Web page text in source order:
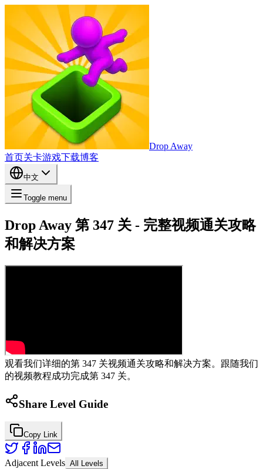
Drop Away
首页关卡游戏下载博客
中文
Toggle menu
Drop Away 第 347 关 - 完整视频通关攻略
和解决方案
观看我们详细的第 347 关视频通关攻略和解决方案。跟随我们
的视频教程成功完成第 347 关。
Share Level Guide
Copy Link
Adjacent Levels All Levels